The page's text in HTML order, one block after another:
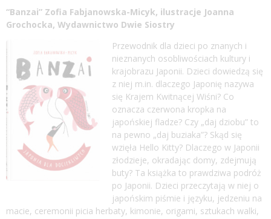
“Banzai” Zofia Fabjanowska-Micyk, ilustracje Joanna
Grochocka, Wydawnictwo Dwie Siostry
Przewodnik dla dzieci po znanych i
nieznanych osobliwościach kultury i
krajobrazu Japonii. Dzieci dowiedzą się
z niej m.in. dlaczego Japonię nazywa
się Krajem Kwitnącej Wiśni? Co
oznacza czerwona kropka na
japońskiej fladze? Czy „daj dziobu” to
na pewno „daj buziaka”? Skąd się
wzięła Hello Kitty? Dlaczego w Japonii
złodzieje, okradając domy, zdejmują
buty? Ta książka to prawdziwa podróż
po Japonii. Dzieci przeczytają w niej o
japońskim piśmie i języku, jedzeniu na
macie, ceremonii picia herbaty, kimonie, origami, sztukach walki,